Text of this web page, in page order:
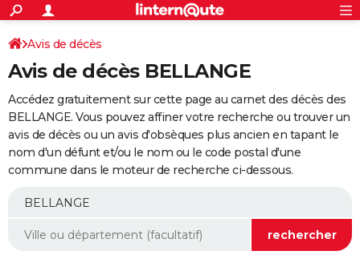
ACTUALITÉS
Politique
Société
Faits Divers
Education
Monde
Villes
+
SPORT
Coupe du monde 2026
Football
Tennis
Cyclisme
Rugby
Forum
Programme TV
TNT
Streaming
Cinéma
Sorties cinéma
Musique
+
FINANCE
Retraite
Epargne
Immobilier
Risques naturels par ville
Banque
Assurance
AUTO
Essais
Réserver un essai
Citadines
Berlines
SUV
Forum auto
+
Mobiles
Meilleur smartphone
Internet
Ordinateurs
Jeux vidéo
Guide high-tech
Aménagement intérieur
Avis de décès
Avis de décès BELLANGE
Accédez gratuitement sur cette page au carnet des décès des
BELLANGE. Vous pouvez affiner votre recherche ou trouver un
avis de décès ou un avis d'obsèques plus ancien en tapant le
nom d'un défunt et/ou le nom ou le code postal d'une
commune dans le moteur de recherche ci-dessous.